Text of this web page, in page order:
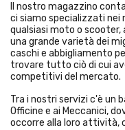
Il nostro magazzino
ci siamo specializzati
qualsiasi moto o scooter,
una grande varietà dei
caschi e abbigliamento
trovare tutto ciò di cui
competitivi del mercato.
Tra i nostri servizi c'è un
Officine e ai Meccanici,
occorre alla loro attività,